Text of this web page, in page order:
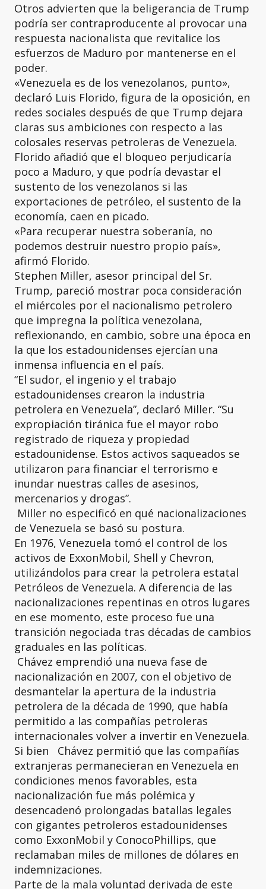
Otros advierten que la beligerancia de Trump
podría ser contraproducente al provocar una
respuesta nacionalista que revitalice los
esfuerzos de Maduro por mantenerse en el
poder.
«Venezuela es de los venezolanos, punto»,
declaró Luis Florido, figura de la oposición, en
redes sociales después de que Trump dejara
claras sus ambiciones con respecto a las
colosales reservas petroleras de Venezuela.
Florido añadió que el bloqueo perjudicaría
poco a Maduro, y que podría devastar el
sustento de los venezolanos si las
exportaciones de petróleo, el sustento de la
economía, caen en picado.
«Para recuperar nuestra soberanía, no
podemos destruir nuestro propio país»,
afirmó Florido.
Stephen Miller, asesor principal del Sr.
Trump, pareció mostrar poca consideración
el miércoles por el nacionalismo petrolero
que impregna la política venezolana,
reflexionando, en cambio, sobre una época en
la que los estadounidenses ejercían una
inmensa influencia en el país.
“El sudor, el ingenio y el trabajo
estadounidenses crearon la industria
petrolera en Venezuela”, declaró Miller. “Su
expropiación tiránica fue el mayor robo
registrado de riqueza y propiedad
estadounidense. Estos activos saqueados se
utilizaron para financiar el terrorismo e
inundar nuestras calles de asesinos,
mercenarios y drogas”.
Miller no especificó en qué nacionalizaciones
de Venezuela se basó su postura.
En 1976, Venezuela tomó el control de los
activos de ExxonMobil, Shell y Chevron,
utilizándolos para crear la petrolera estatal
Petróleos de Venezuela. A diferencia de las
nacionalizaciones repentinas en otros lugares
en ese momento, este proceso fue una
transición negociada tras décadas de cambios
graduales en las políticas.
Chávez emprendió una nueva fase de
nacionalización en 2007, con el objetivo de
desmantelar la apertura de la industria
petrolera de la década de 1990, que había
permitido a las compañías petroleras
internacionales volver a invertir en Venezuela.
Si bien Chávez permitió que las compañías
extranjeras permanecieran en Venezuela en
condiciones menos favorables, esta
nacionalización fue más polémica y
desencadenó prolongadas batallas legales
con gigantes petroleros estadounidenses
como ExxonMobil y ConocoPhillips, que
reclamaban miles de millones de dólares en
indemnizaciones.
Parte de la mala voluntad derivada de este